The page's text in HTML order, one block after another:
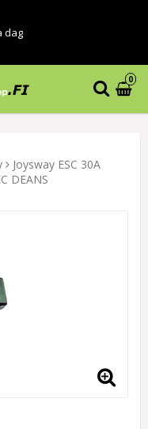
dag
0
Joysway ESC 30A
DEANS